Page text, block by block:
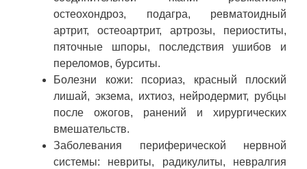
остеохондроз, подагра, ревматоидный
артрит, остеоартрит, артрозы, периоститы,
пяточные шпоры, последствия ушибов и
переломов, бурситы.
Болезни кожи: псориаз, красный плоский
лишай, экзема, ихтиоз, нейродермит, рубцы
после ожогов, ранений и хирургических
вмешательств.
Заболевания периферической нервной
системы: невриты, радикулиты, невралгия